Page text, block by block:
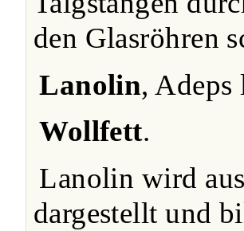
den Glasröhren
Lanolin, Adeps
Wollfett.
Lanolin wird
dargestellt und